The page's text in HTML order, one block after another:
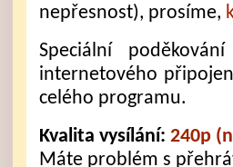
nepřesnost), prosíme,
Speciální
internetového
celého programu.
Kvalita vysílání:240p
Máte problém s